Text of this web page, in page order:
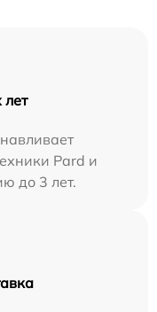
Pard и
до 3 лет.